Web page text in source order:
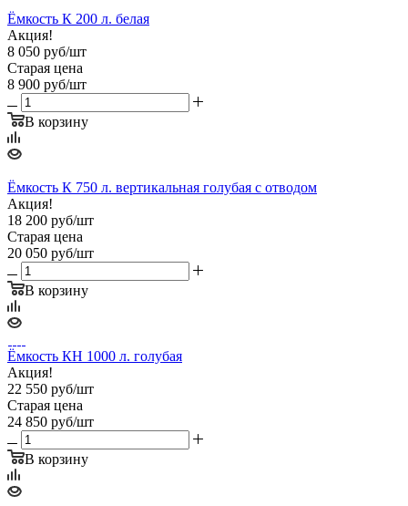
Ёмкость К 200 л. белая
Акция!
8 050 руб/шт
Старая цена
8 900 руб/шт
В корзину
Ёмкость К 750 л. вертикальная голубая с отводом
Акция!
18 200 руб/шт
Старая цена
20 050 руб/шт
В корзину
Ёмкость КН 1000 л. голубая
Акция!
22 550 руб/шт
Старая цена
24 850 руб/шт
В корзину